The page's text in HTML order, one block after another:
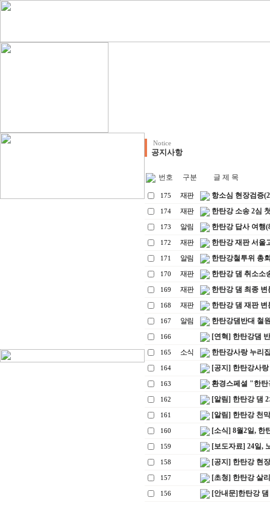
Notice
공지사항
번호 구분 글 제 목
175 재판 항소심 현장검증
174 재판 한탄강 소송 2심
173 알림 한탄강 답사 여행
172 재판 한탄강 재판 서울
171 알림 한탄강철투위 총
170 재판 한탄강 댐 취소소
169 재판 한탄강 댐 최종 변
168 재판 한탄강 댐 재판 변
167 알림 한탄강댐반대 철
166 [연혁] 한탄강댐
165 소식 한탄강사랑 누리
164 [공지] 한탄강사
163 환경스페셜 "한탄
162 [알림] 한탄강 댐
161 [알림] 한탄강 천
160 [소식] 8월2일, 한
159 [보도자료] 24일,
158 [공지] 한탄강 현
157 [초청] 한탄강 살
156 [안내문]한탄강